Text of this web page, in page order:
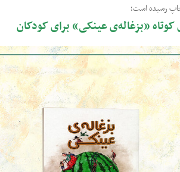
رسیده است؛
«بزغاله‌ی عینکی» برای کودکان